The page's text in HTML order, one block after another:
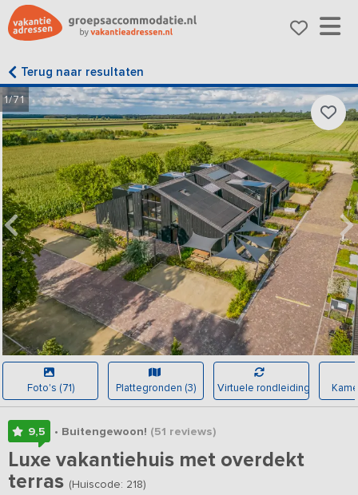
Terug naar resultaten
1/71
Foto's (71) Plattegronden (3) Virtuele rondleiding
9,5 • Buitengewoon! (51 reviews)
Luxe vakantiehuis met overdekt
terras (Huiscode: 218)